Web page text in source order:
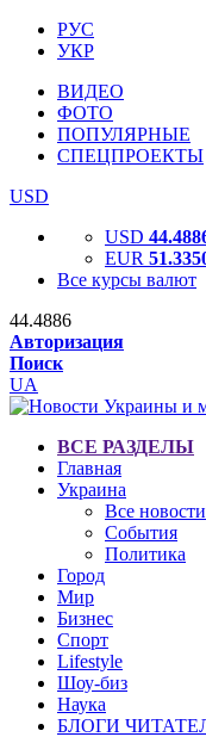
РУС
УКР
ВИДЕО
ФОТО
ПОПУЛЯРНЫЕ
СПЕЦПРОЕКТЫ
USD
USD
EUR
Все курсы валют
44.4886
Авторизация
Поиск
UA
ВСЕ РАЗДЕЛЫ
Главная
Украина
Все новости
События
Политика
Город
Мир
Бизнес
Спорт
Lifestyle
Шоу-биз
Наука
БЛОГИ